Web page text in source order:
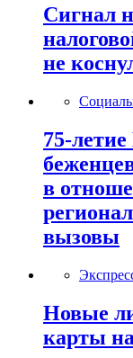
Сигнал
не
75-
в
вызовы
Новые
карты